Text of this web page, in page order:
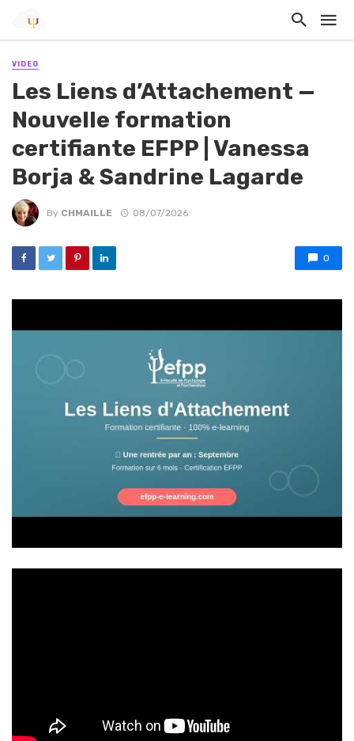
VIDEO
Les Liens d’Attachement —
Nouvelle formation
certifiante EFPP | Vanessa
Borja & Sandrine Lagarde
By CHMAILLE 08/07/2026
0